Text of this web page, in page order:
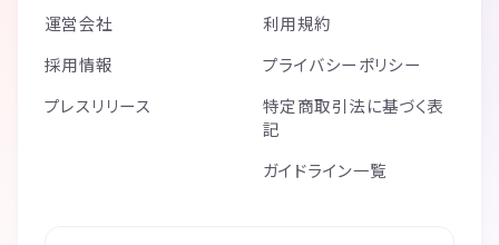
運営会社
採用情報
プレスリリース
利用規約
プライバシーポリシー
特定商取引法に基づく表
記
ガイドライン一覧